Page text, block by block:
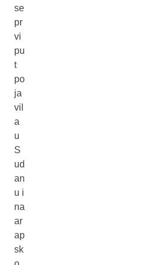
se
pr
vi
pu
t
po
ja
vil
a
u
S
ud
an
u i
na
ar
ap
sk